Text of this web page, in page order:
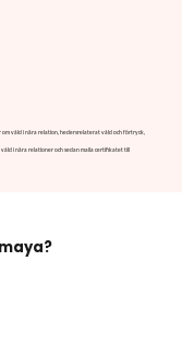
våld i nära relation, hedersrelaterat våld och förtryck,
i nära relationer och sedan maila certifikatet till